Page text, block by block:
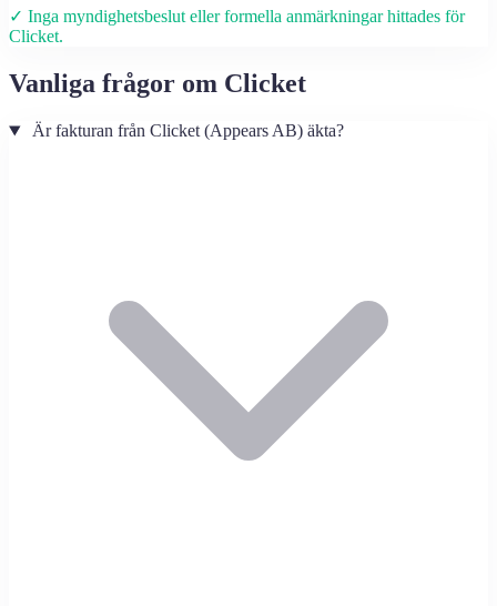
✓ Inga myndighetsbeslut eller formella anmärkningar hittades för
Clicket.
Vanliga frågor om Clicket
Är fakturan från Clicket (Appears AB) äkta?